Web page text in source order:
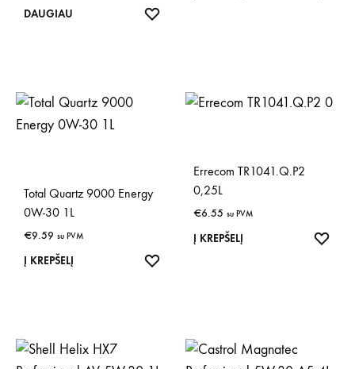
DAUGIAU
Total Quartz 9000 Energy
0W-30 1L
€9.59 su PVM
Į KREPŠELĮ
Errecom TR1041.Q.P2
0,25L
€6.55 su PVM
Į KREPŠELĮ